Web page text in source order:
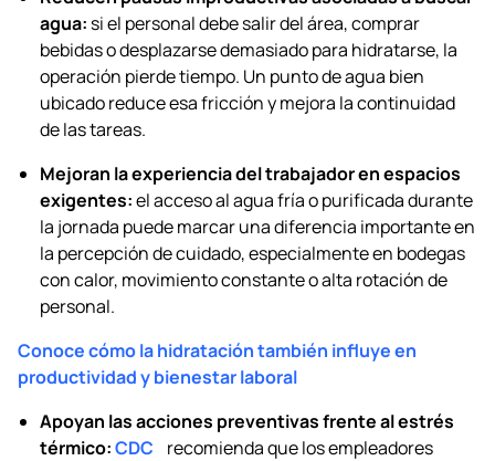
agua: si el personal debe salir del área, comprar
bebidas o desplazarse demasiado para hidratarse, la
operación pierde tiempo. Un punto de agua bien
ubicado reduce esa fricción y mejora la continuidad
de las tareas.
Mejoran la experiencia del trabajador en espacios
exigentes:el acceso al agua fría o purificada durante
la jornada puede marcar una diferencia importante en
la percepción de cuidado, especialmente en bodegas
con calor, movimiento constante o alta rotación de
personal.
Conoce cómo la hidratación también influye en
productividad y bienestar laboral
Apoyan las acciones preventivas frente al estrés
térmico:CDC
recomienda que los empleadores